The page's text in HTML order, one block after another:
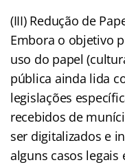
(III) Redução de
Embora o objetivo
uso do papel
pública ainda lida
legislações
recebidos de
ser digitalizados e
alguns casos